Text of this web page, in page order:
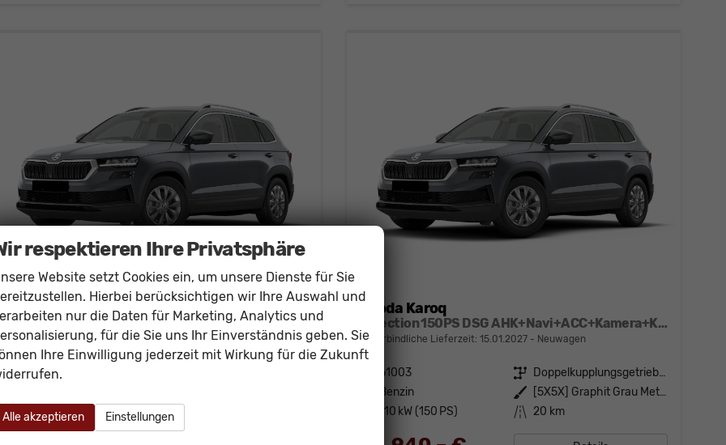
Skoda Karoq
Selection 150PS DSG AHK+Navi+ACC+Kamera+Kessy+Sitzheizung+GV5+Ambiente
unverbindliche Lieferzeit: 15.01.2027 Neuwagen
Fahrzeugnr. 61002
Leistung 110 kW (150 PS) Kilometerstand 20 km
Skoda Karoq
Selection 150PS DSG AHK+Navi+ACC+Kamera+Kessy+Sitzheizung+GV5+Ambiente
unverbindliche Lieferzeit: 15.01.2027 Neuwagen
61003 Getriebe
Doppelkupplungsgetriebe (DSG)
Benzin Außenfarbe
[5X5X] Graphit Grau Metallic
110 kW (150 PS) Kilometerstand 20 km
respektieren Ihre Privatsphäre
Website setzt Cookies ein, um unsere Dienste für Sie
Hierbei berücksichtigen wir Ihre Auswahl und
nur die Daten für Marketing, Analytics und
für die Sie uns Ihr Einverständnis geben. Sie
Ihre Einwilligung jederzeit mit Wirkung für die Zukunft
Alle akzeptieren Einstellungen